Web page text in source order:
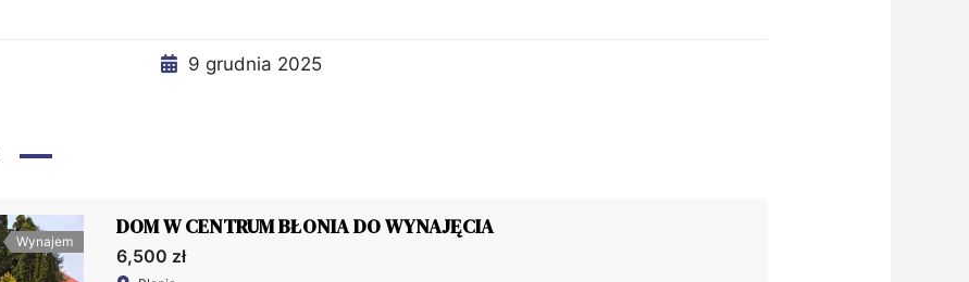
9 grudnia 2025
Wynajem
DOM W CENTRUM BŁONIA DO WYNAJĘCIA
6,500 zł